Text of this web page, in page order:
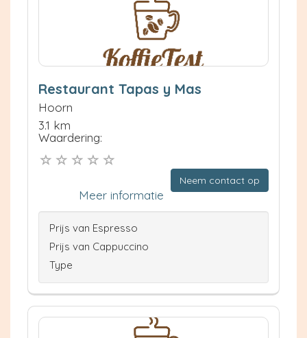
Restaurant Tapas y Mas
Hoorn
3.1 km
Waardering:
Neem contact op
Meer informatie
Prijs van Espresso
Prijs van Cappuccino
Type